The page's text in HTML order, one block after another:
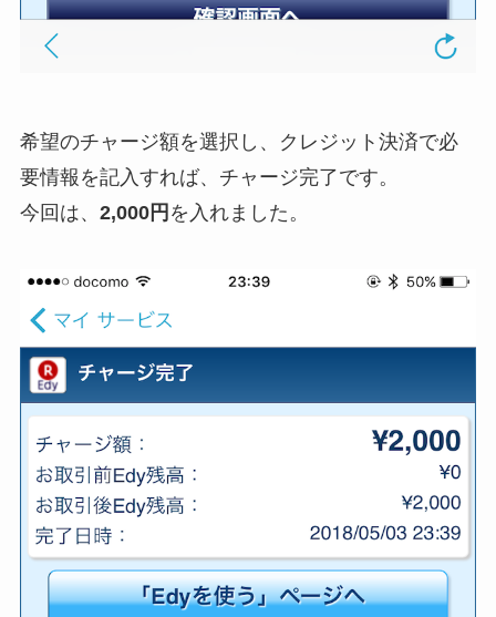
希望のチャージ額を選択し、クレジット決済で必
要情報を記入すれば、チャージ完了です。
今回は、 2,000円 を入れました。